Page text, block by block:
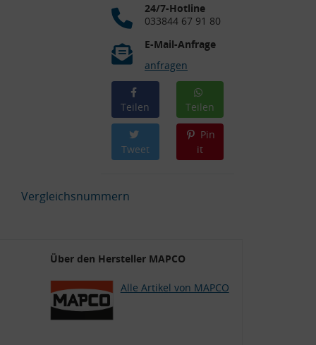
24/7-Hotline
033844 67 91 80
E-Mail-Anfrage
anfragen
Teilen Teilen
Tweet
Pin
it
Vergleichsnummern
Über den Hersteller MAPCO
Alle Artikel von MAPCO